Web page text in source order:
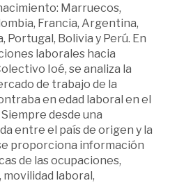
Marruecos,
Francia, Argentina,
Portugal, Bolivia y Perú. En
laborales hacia
Ioé, se analiza la
de trabajo de la
en edad laboral en el
desde una
entre el país de origen y la
proporciona información
de las ocupaciones,
laboral,